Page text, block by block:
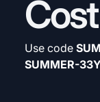
Cost
Use code
SUMMER-33Y